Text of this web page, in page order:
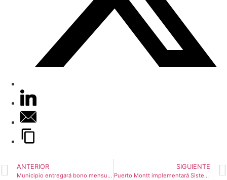
ANTERIOR
Municipio entregará bono mensual de alimentación a asistentes de la educación de Puerto Montt
SIGUIENTE
Puerto Montt implementará Sistema de Integridad para fortalecer transparencia y control interno